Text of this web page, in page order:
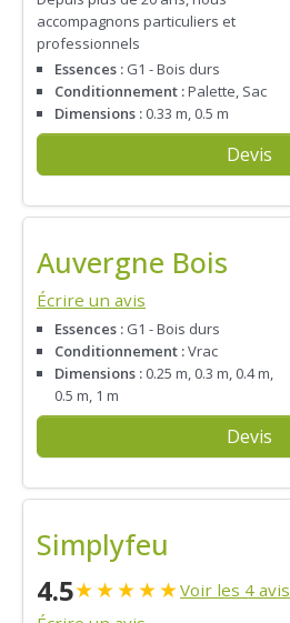
accompagnons particuliers et
professionnels
Essences : G1 - Bois durs
Conditionnement :Palette, Sac
Dimensions : 0.33 m, 0.5 m
Devis
Auvergne Bois
Écrire un avis
Essences : G1 - Bois durs
Conditionnement :Vrac
Dimensions : 0.25 m, 0.3 m, 0.4 m,
0.5 m, 1 m
Devis
Simplyfeu
4.5★★★★★Voir les 4 avis